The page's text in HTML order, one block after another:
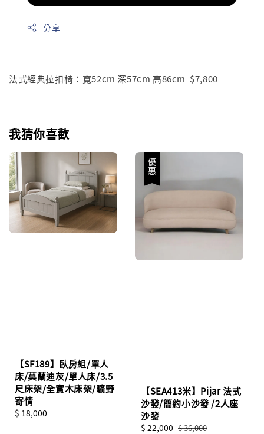
分享
法式經典拉扣椅：寬52cm 深57cm 高86cm $7,800
我猜你喜歡
【SF189】臥房組/單人
床/莫蘭迪灰/單人床/3.5
尺床架/全實木床架/曠野
寄情
Regular
$ 18,000
優惠
【SEA413米】Pijar 法式
沙發/簡約小沙發 /2人座
沙發
Sale
$ 22,000 Regular
$ 36,000